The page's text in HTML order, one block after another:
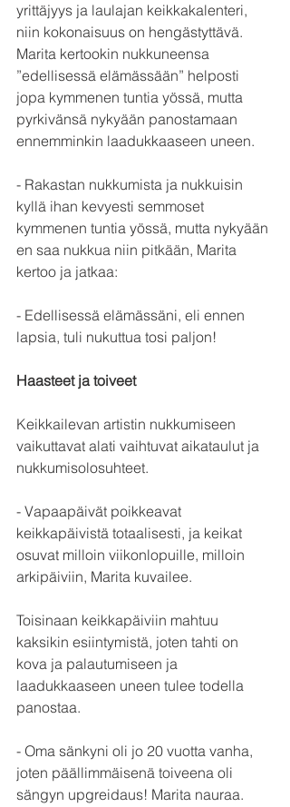
yrittäjyys ja laulajan keikkakalenteri,
niin kokonaisuus on hengästyttävä.
Marita kertookin nukkuneensa
”edellisessä elämässään” helposti
jopa kymmenen tuntia yössä, mutta
pyrkivänsä nykyään panostamaan
ennemminkin laadukkaaseen uneen.
- Rakastan nukkumista ja nukkuisin
kyllä ihan kevyesti semmoset
kymmenen tuntia yössä, mutta nykyään
en saa nukkua niin pitkään, Marita
kertoo ja jatkaa:
- Edellisessä elämässäni, eli ennen
lapsia, tuli nukuttua tosi paljon!
Haasteet ja toiveet
Keikkailevan artistin nukkumiseen
vaikuttavat alati vaihtuvat aikataulut ja
nukkumisolosuhteet.
- Vapaapäivät poikkeavat
keikkapäivistä totaalisesti, ja keikat
osuvat milloin viikonlopuille, milloin
arkipäiviin, Marita kuvailee.
Toisinaan keikkapäiviin mahtuu
kaksikin esiintymistä, joten tahti on
kova ja palautumiseen ja
laadukkaaseen uneen tulee todella
panostaa.
- Oma sänkyni oli jo 20 vuotta vanha,
joten päällimmäisenä toiveena oli
sängyn upgreidaus! Marita nauraa.